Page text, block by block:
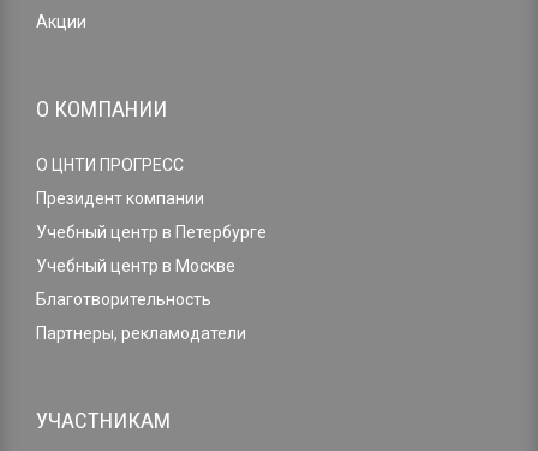
Акции
О КОМПАНИИ
О ЦНТИ ПРОГРЕСС
Президент компании
Учебный центр в Петербурге
Учебный центр в Москве
Благотворительность
Партнеры, рекламодатели
УЧАСТНИКАМ